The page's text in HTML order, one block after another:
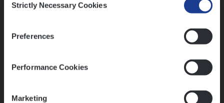
Selection
Strictly Necessary Cookies
Preferences
Performance Cookies
Marketing